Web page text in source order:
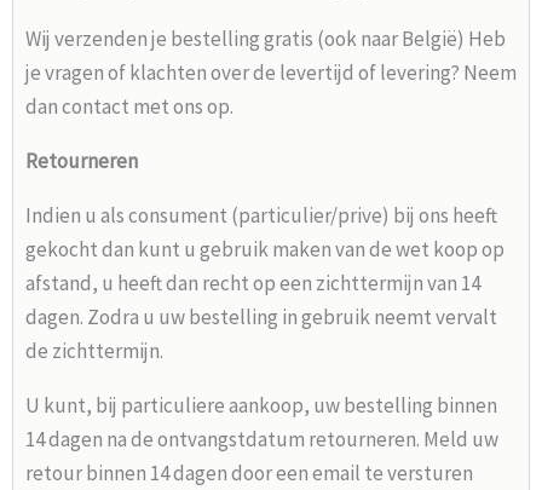
Wij verzenden je bestelling gratis (ook naar België) Heb
je vragen of klachten over de levertijd of levering? Neem
dan contact met ons op.
Retourneren
Indien u als consument (particulier/prive) bij ons heeft
gekocht dan kunt u gebruik maken van de wet koop op
afstand, u heeft dan recht op een zichttermijn van 14
dagen. Zodra u uw bestelling in gebruik neemt vervalt
de zichttermijn.
U kunt, bij particuliere aankoop, uw bestelling binnen
14 dagen na de ontvangstdatum retourneren. Meld uw
retour binnen 14 dagen door een email te versturen